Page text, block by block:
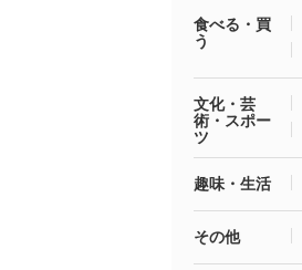
食べる・買
う
文化・芸
術・スポー
ツ
趣味・生活
その他